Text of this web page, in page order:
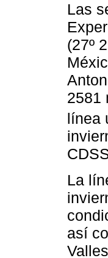
Las
(27º
2581
línea
La
así